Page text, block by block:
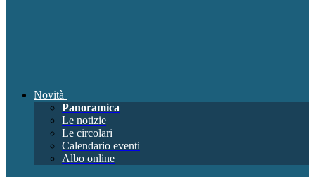
Novità
Panoramica
Le notizie
Le circolari
Calendario eventi
Albo online